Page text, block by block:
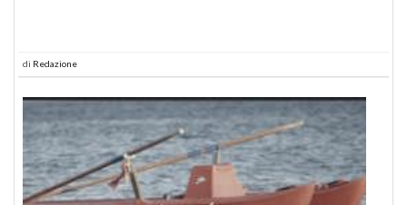
di Redazione